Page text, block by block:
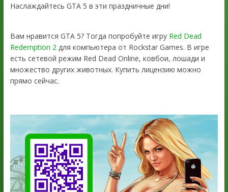
Наслаждайтесь GTA 5 в эти праздничные дни!
Вам нравится GTA 5? Тогда попробуйте игру Red Dead
Redemption 2 для компьютера от Rockstar Games. В игре
есть сетевой режим Red Dead Online, ковбои, лошади и
множество других животных. Купить лицензию можно
прямо сейчас.